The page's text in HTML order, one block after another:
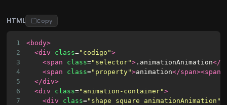
HTML Copy
1
<body>
2
<div class="codigo">
3
<span class="selector"> .animationAnimation</
4
<span class="property">animation</span><span
5
</div>
6
<div class="animation-container">
7
<div class="shape square animationAnimation"